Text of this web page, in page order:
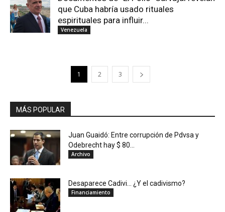
que Cuba habría usado rituales
espirituales para influir...
Venezuela
1 2 3
MÁS POPULAR
Juan Guaidó: Entre corrupción de Pdvsa y
Odebrecht hay $ 80...
Archivo
Desaparece Cadivi… ¿Y el cadivismo?
Financiamiento